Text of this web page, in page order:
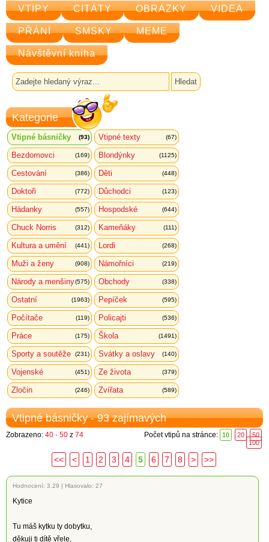
VTIPY CITÁTY OBRÁZKY VIDEA
PŘÁNÍ SMSKY MEME
Návštěvní kniha
Kategorie
Vtipné básničky (93) Vtipné texty (67)
Bezdomovci (169) Blondýnky (1125)
Cestování (386) Děti (448)
Doktoři (772) Důchodci (123)
Hádanky (557) Hospodské (644)
Chuck Norris (312) Kameňáky (111)
Kultura a umění (441) Lordi (268)
Muži a ženy (908) Námořníci (219)
Národy a menšiny(575) Obchody (338)
Ostatní (1963) Pepíček (595)
Počítače (119) Policajti (536)
Práce (175) Škola (1491)
Sporty a soutěže (231) Svátky a oslavy (140)
Vojenské (451) Ze života (379)
Zločin (246) Zvířata (589)
Vtipné básničky - 93 zajímavých
Zobrazeno: 40 - 50 z 74 Počet vtipů na stránce: 10 20
50
100
<< < 1 2 3 4 5 6 7 8 > >>
Hodnocení: 3.29 | Hlasovalo: 27
Kytice
Tu máš kytku ty dobytku,
děkuji ti dítě vřele,